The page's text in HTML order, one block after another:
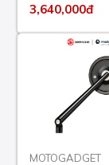
3,640,000đ
MOTOGADGET